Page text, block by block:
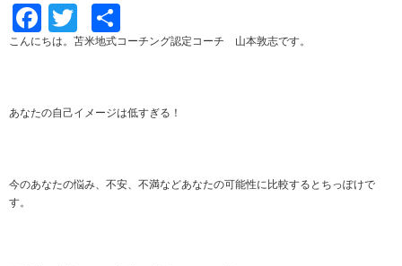
Facebook
Twitter
有
こんにちは。苫米地式コーチング認定コーチ 山本敦志です。
あなたの自己イメージは低すぎる！
今のあなたの悩み、不安、不満などあなたの可能性に比較するとちっぽけで
す。